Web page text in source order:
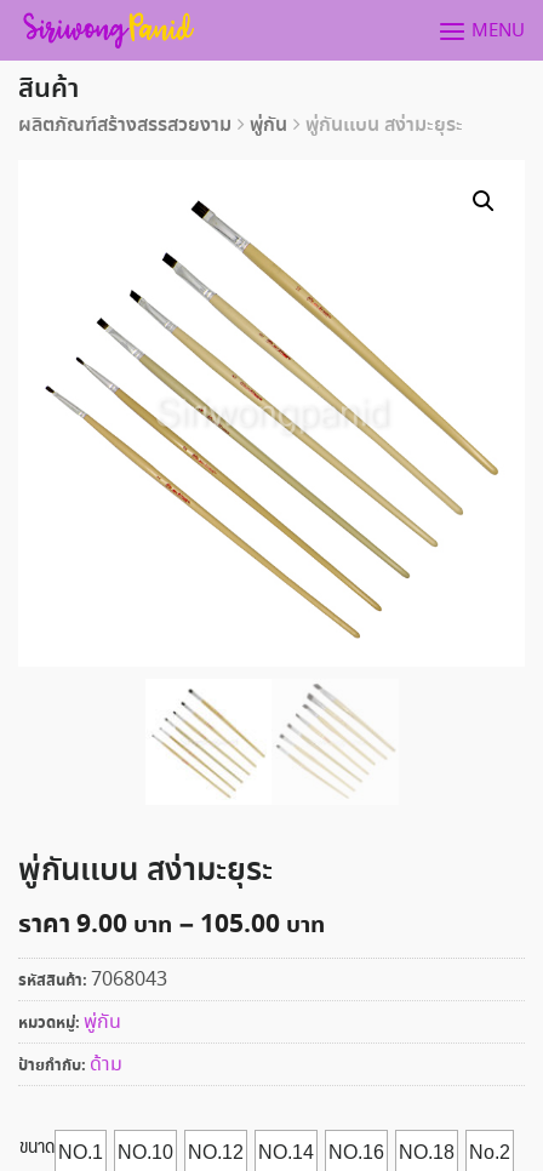
Skip
content
MENU
สินค้า
ผลิตภัณฑ์สร้างสรรสวยงาม พู่กัน พู่กันเเบน สง่ามะยุระ
พู่กันเเบน สง่ามะยุระ
ราคา9.00 –105.00
รหัสสินค้า: 7068043
หมวดหมู่: พู่กัน
ป้ายกำกับ: ด้าม
ขนาด NO.1 NO.10 NO.12 NO.14 NO.16 NO.18 No.2